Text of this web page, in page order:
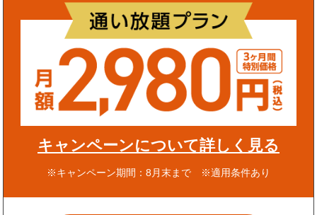
キャンペーンについて詳しく見る
※キャンペーン期間：8月末まで ※適用条件あり